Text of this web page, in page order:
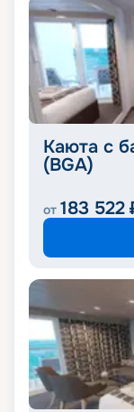
Каюта с
(BGA)
от 183 522